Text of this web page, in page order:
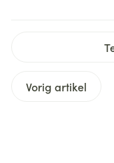
Vorig artikel